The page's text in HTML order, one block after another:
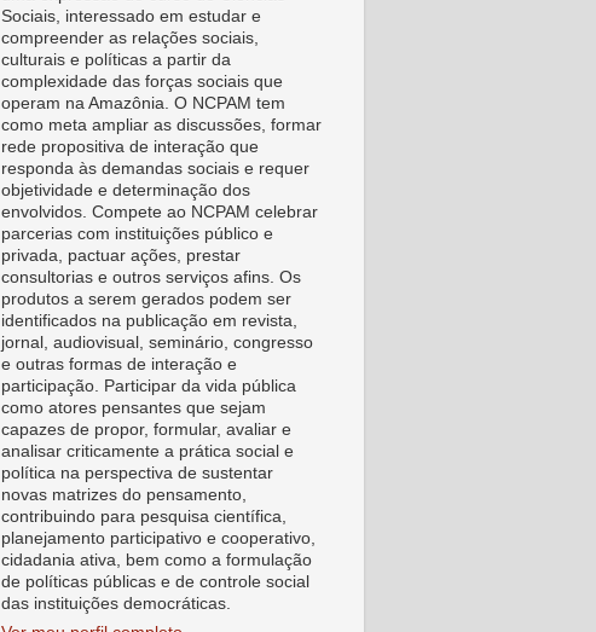
Sociais, interessado em estudar e
compreender as relações sociais,
culturais e políticas a partir da
complexidade das forças sociais que
operam na Amazônia. O NCPAM tem
como meta ampliar as discussões, formar
rede propositiva de interação que
responda às demandas sociais e requer
objetividade e determinação dos
envolvidos. Compete ao NCPAM celebrar
parcerias com instituições público e
privada, pactuar ações, prestar
consultorias e outros serviços afins. Os
produtos a serem gerados podem ser
identificados na publicação em revista,
jornal, audiovisual, seminário, congresso
e outras formas de interação e
participação. Participar da vida pública
como atores pensantes que sejam
capazes de propor, formular, avaliar e
analisar criticamente a prática social e
política na perspectiva de sustentar
novas matrizes do pensamento,
contribuindo para pesquisa científica,
planejamento participativo e cooperativo,
cidadania ativa, bem como a formulação
de políticas públicas e de controle social
das instituições democráticas.